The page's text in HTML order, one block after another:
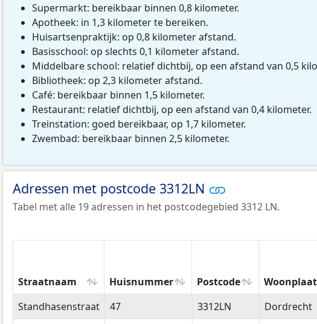
Supermarkt: bereikbaar binnen 0,8 kilometer.
Apotheek: in 1,3 kilometer te bereiken.
Huisartsenpraktijk: op 0,8 kilometer afstand.
Basisschool: op slechts 0,1 kilometer afstand.
Middelbare school: relatief dichtbij, op een afstand van 0,5
Bibliotheek: op 2,3 kilometer afstand.
Café: bereikbaar binnen 1,5 kilometer.
Restaurant: relatief dichtbij, op een afstand van 0,4 kilometer.
Treinstation: goed bereikbaar, op 1,7 kilometer.
Zwembad: bereikbaar binnen 2,5 kilometer.
Adressen met postcode 3312LN
Tabel met alle 19 adressen in het postcodegebied 3312 LN.
Straatnaam Huisnummer Postcode
Straatnaam
Huisnummer Postcode Woonplaats
Standhasenstraat 47 3312LN Dordrecht